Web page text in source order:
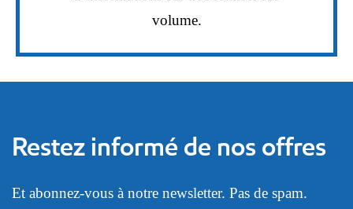
volume.
Restez informé de nos offres
Et abonnez-vous à notre newsletter. Pas de spam.